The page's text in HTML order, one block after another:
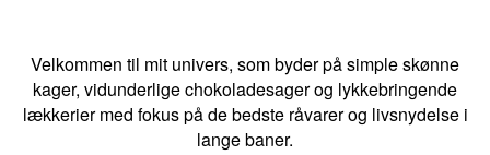
Velkommen til mit univers, som byder på simple skønne
kager, vidunderlige chokoladesager og lykkebringende
lækkerier med fokus på de bedste råvarer og livsnydelse i
lange baner.